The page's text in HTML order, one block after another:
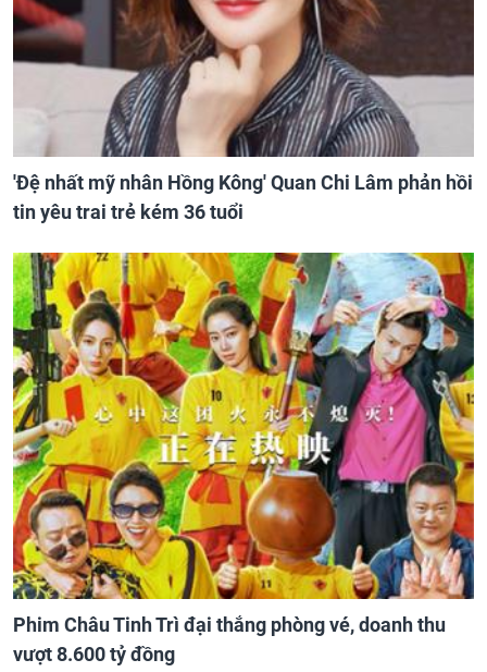
'Đệ nhất mỹ nhân Hồng Kông' Quan Chi Lâm phản hồi
tin yêu trai trẻ kém 36 tuổi
Phim Châu Tinh Trì đại thắng phòng vé, doanh thu
vượt 8.600 tỷ đồng